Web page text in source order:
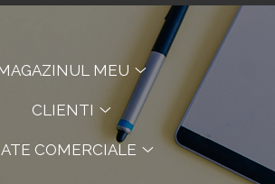
MEU
CLIENTI
COMERCIALE